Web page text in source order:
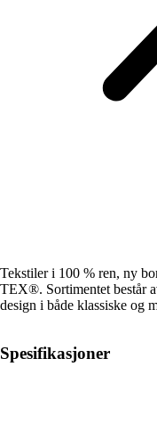
Tekstiler i 100 % ren, ny
TEX®. Sortimentet består
design i både klassiske og
Spesifikasjoner